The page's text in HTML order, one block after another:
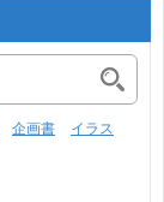
企画書
イラス